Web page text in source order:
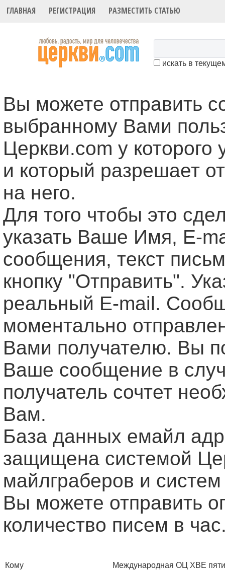
ГЛАВНАЯ РЕГИСТРАЦИЯ РАЗМЕСТИТЬ СТАТЬЮ
искать в
Вы можете отправить
выбранному Вами
Церкви.com у которого
и который разрешает
на него.
Для того чтобы это
указать Ваше Имя, Е-
сообщения, текст
кнопку "Отправить".
реальный E-mail.
моментально
Вами получателю. Вы
Ваше сообщение в
получатель сочтет
Вам.
База данных емайл
защищена системой
майлграберов и
Вы можете отправить
количество писем в
Кому Международная ОЦ ХВЕ